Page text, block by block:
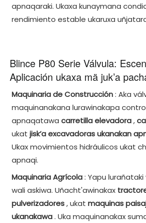
apnaqaraki. Ukaxa kunaymana
rendimiento estable ukaruxa
Blince P80 Serie Válvula:
Aplicación ukaxa mä juk’a
Maquinaria de Construcción: Aka
maquinanakana lurawinakapa
apnaqatawa carretilla elevadora,
ukat jisk’a excavadoras ukanakan
Ukax movimientos hidráulicos ukat
apnaqi.
Maquinaria Agrícola: Yapu
wali askiwa. Uñacht'awinakax
pulverizadores, ukat maquinas
ukanakawa. Uka maquinanakax